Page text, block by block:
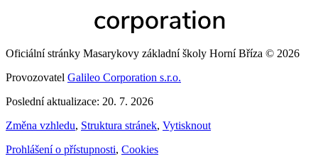
Oficiální stránky Masarykovy základní školy Horní Bříza © 2026
Provozovatel Galileo Corporation s.r.o.
Poslední aktualizace: 20. 7. 2026
Změna vzhledu, Struktura stránek, Vytisknout
Prohlášení o přístupnosti, Cookies